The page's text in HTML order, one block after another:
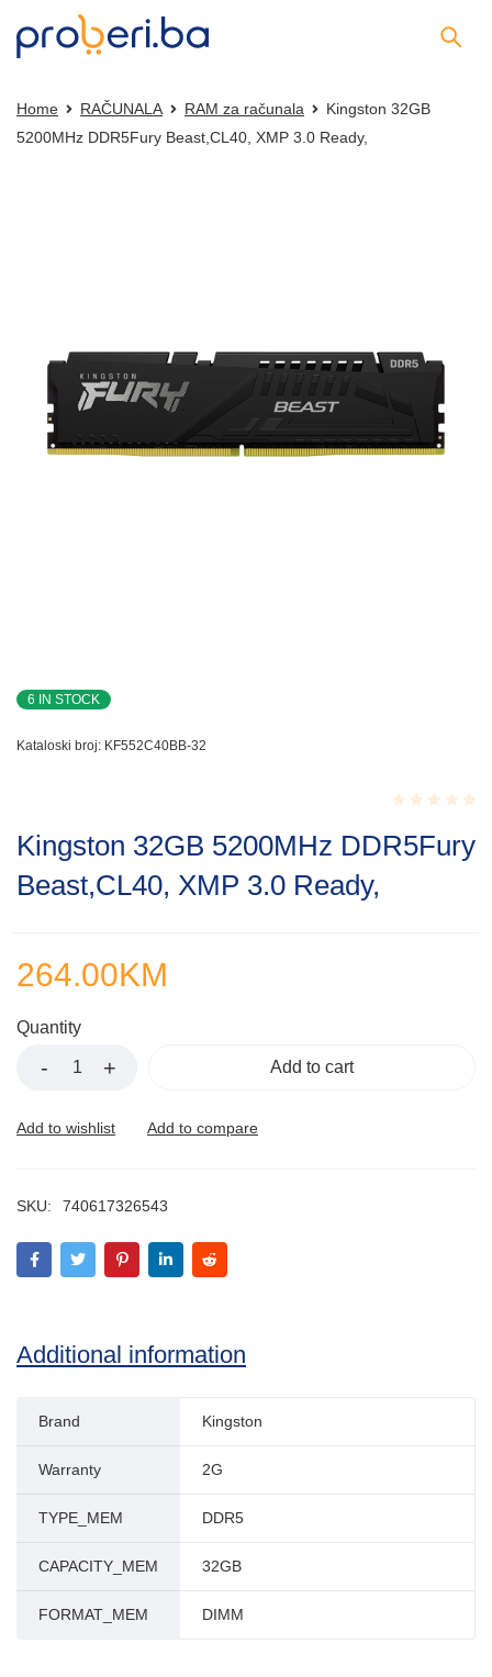
Home RAČUNALA RAM za računala
Kingston 32GB
5200MHz DDR5Fury Beast,CL40, XMP 3.0 Ready,
6 IN STOCK
Kataloski broj: KF552C40BB-32
0.001
Kingston 32GB 5200MHz DDR5Fury
Beast,CL40, XMP 3.0 Ready,
264.00KM
Quantity
Add to cart
SKU: 740617326543
Additional information
Brand Kingston
Warranty 2G
TYPE_MEM DDR5
CAPACITY_MEM 32GB
FORMAT_MEM DIMM